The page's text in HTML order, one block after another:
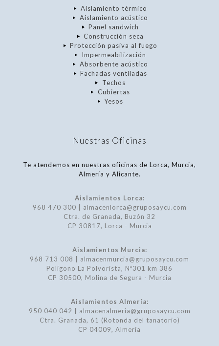
Aislamiento térmico
Aislamiento acústico
Panel sandwich
Construcción seca
Protección pasiva al fuego
Impermeabilización
Absorbente acústico
Fachadas ventiladas
Techos
Cubiertas
Yesos
Nuestras Oficinas
Te atendemos en nuestras oficinas de Lorca, Murcia,
Almería y Alicante.
Aislamientos Lorca:
968 470 300 | almacenlorca@gruposaycu.com
Ctra. de Granada, Buzón 32
CP 30817, Lorca - Murcia
Aislamientos Murcia:
968 713 008 | almacenmurcia@gruposaycu.com
Polígono La Polvorista, Nº301 km 386
CP 30500, Molina de Segura - Murcia
Aislamientos Almería:
950 040 042 | almacenalmeria@gruposaycu.com
Ctra. Granada, 61 (Rotonda del tanatorio)
CP 04009, Almería